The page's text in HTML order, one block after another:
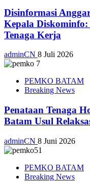
Disinformasi
Kepala
Tenaga Kerja
adminCN 8 Juli 2026
PEMKO BATAM
Breaking News
Penataan Tenaga
Batam Usul
adminCN 8 Juni 2026
PEMKO BATAM
Breaking News